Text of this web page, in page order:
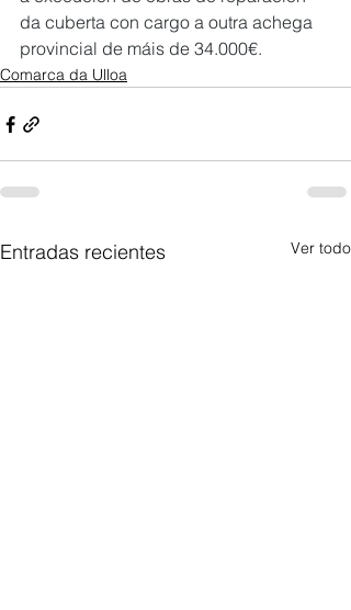
da cuberta con cargo a outra achega
provincial de máis de 34.000€.
Comarca da Ulloa
Entradas recientes Ver todo